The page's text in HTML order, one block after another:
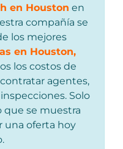
en Houston en
compañía se
los mejores
en Houston,
los costos de
agentes,
Solo
se muestra
una oferta hoy